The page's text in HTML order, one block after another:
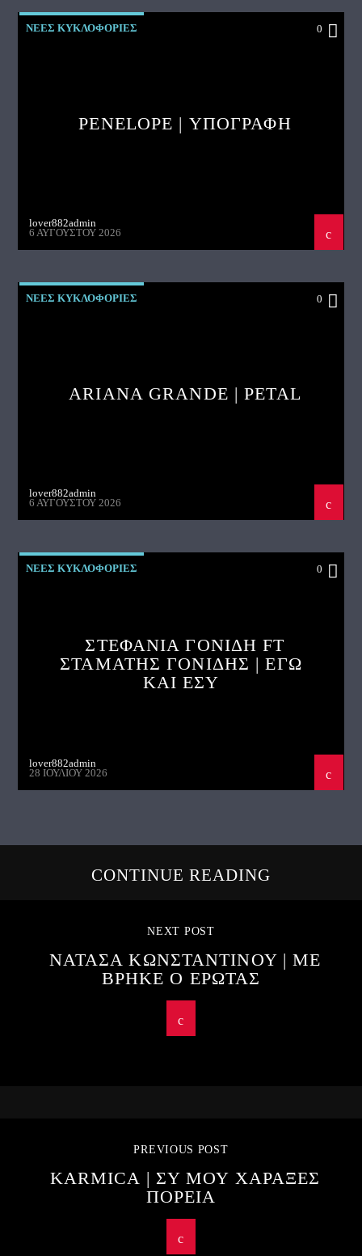
ΝΕΕΣ ΚΥΚΛΟΦΟΡΙΕΣ 0
PENELOPE | ΥΠΟΓΡΑΦΗ
lover882admin
6 ΑΥΓΟΎΣΤΟΥ 2026
ΝΕΕΣ ΚΥΚΛΟΦΟΡΙΕΣ 0
ARIANA GRANDE | PETAL
lover882admin
6 ΑΥΓΟΎΣΤΟΥ 2026
ΝΕΕΣ ΚΥΚΛΟΦΟΡΙΕΣ 0
ΣΤΕΦΑΝΙΑ ΓΟΝΙΔΗ FT
ΣΤΑΜΑΤΗΣ ΓΟΝΙΔΗΣ | ΕΓΩ
ΚΑΙ ΕΣΥ
lover882admin
28 ΙΟΥΛΊΟΥ 2026
CONTINUE READING
NEXT POST
ΝΑΤΑΣΑ ΚΩΝΣΤΑΝΤΙΝΟΥ | ΜΕ
ΒΡΗΚΕ Ο ΕΡΩΤΑΣ
PREVIOUS POST
KARMICA | ΣΥ ΜΟΥ ΧΑΡΑΞΕΣ
ΠΟΡΕΙΑ